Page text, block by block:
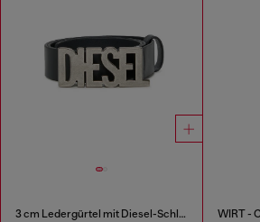
3 cm Ledergürtel mit Diesel-Schließe